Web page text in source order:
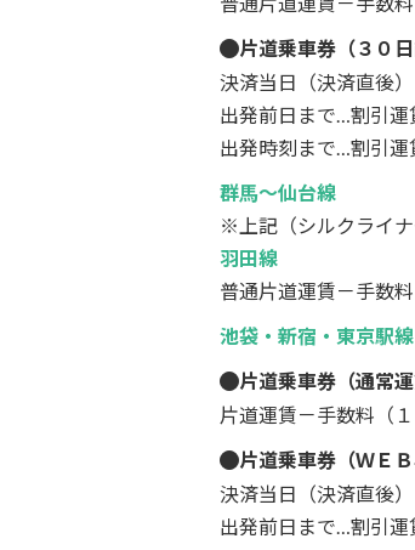
片道乗車券（３０日
決済当日（決済直後
出発前日まで…割引
出発時刻まで…割引
群馬～仙台線
※上記（シルクライナ
羽田線
普通片道運賃－手数
池袋・新宿・東京駅線
片道乗車券（通常
片道運賃－手数料（
片道乗車券（ＷＥ
決済当日（決済直後
出発前日まで…割引